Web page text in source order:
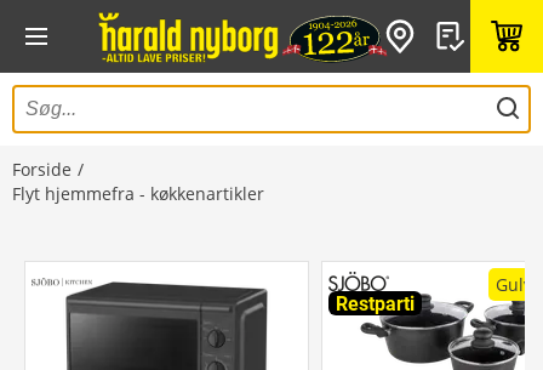
Forside
Flyt hjemmefra - køkkenartikler
Restparti